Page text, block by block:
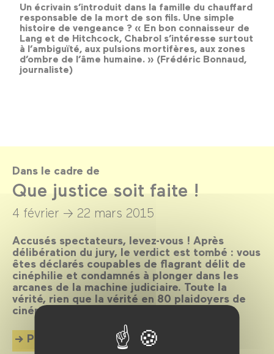
Un écrivain s’introduit dans la famille du chauffard
responsable de la mort de son fils. Une simple
histoire de vengeance ? « En bon connaisseur de
Lang et de Hitchcock, Chabrol s’intéresse surtout
à l’ambiguïté, aux pulsions mortifères, aux zones
d’ombre de l’âme humaine. » (Frédéric Bonnaud,
journaliste)
Dans le cadre de
Que justice soit faite !
4 février → 22 mars 2015
Accusés spectateurs, levez-vous ! Après
délibération du jury, le verdict est tombé : vous
êtes déclarés coupables de flagrant délit de
cinéphilie et condamnés à plonger dans les
arcanes de la machine judiciaire. Toute la
vérité, rien que la vérité en 80 plaidoyers de
cinéma.
Plus d'info